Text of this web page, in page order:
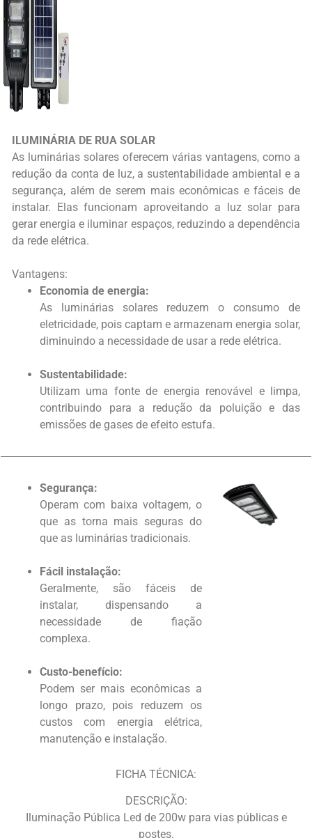
ILUMINÁRIA DE RUA SOLAR
As luminárias solares oferecem várias vantagens, como a
redução da conta de luz, a sustentabilidade ambiental e a
segurança, além de serem mais econômicas e fáceis de
instalar. Elas funcionam aproveitando a luz solar para
gerar energia e iluminar espaços, reduzindo a dependência
da rede elétrica.
Vantagens:
Economia de energia:
As luminárias solares reduzem o consumo de
eletricidade, pois captam e armazenam energia solar,
diminuindo a necessidade de usar a rede elétrica.
Sustentabilidade:
Utilizam uma fonte de energia renovável e limpa,
contribuindo para a redução da poluição e das
emissões de gases de efeito estufa.
Segurança:
Operam com baixa voltagem, o
que as torna mais seguras do
que as luminárias tradicionais.
Fácil instalação:
Geralmente, são fáceis de
instalar, dispensando a
necessidade de fiação
complexa.
Custo-benefício:
Podem ser mais econômicas a
longo prazo, pois reduzem os
custos com energia elétrica,
manutenção e instalação.
FICHA TÉCNICA:
DESCRIÇÃO:
Iluminação Pública Led de 200w para vias públicas e
postes.